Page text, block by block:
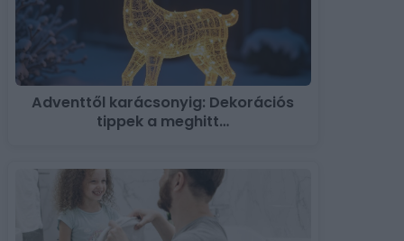
Adventtől karácsonyig: Dekorációs
tippek a meghitt…